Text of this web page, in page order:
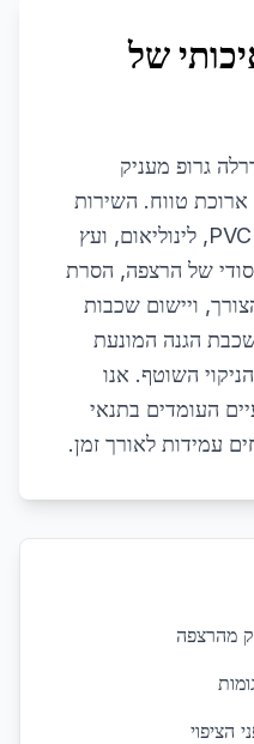
של
גרופ מעניק
טווח. השירות
מתאים לרצפות שונות כולל PVC, לינוליאום, ועץ
של הרצפה, הסרת
ויישום שכבות
שכבת הגנה המונעת
השוטף. אנו
העומדים בתנאי
עמידות לאורך זמן.
מהרצפה
הציפוי